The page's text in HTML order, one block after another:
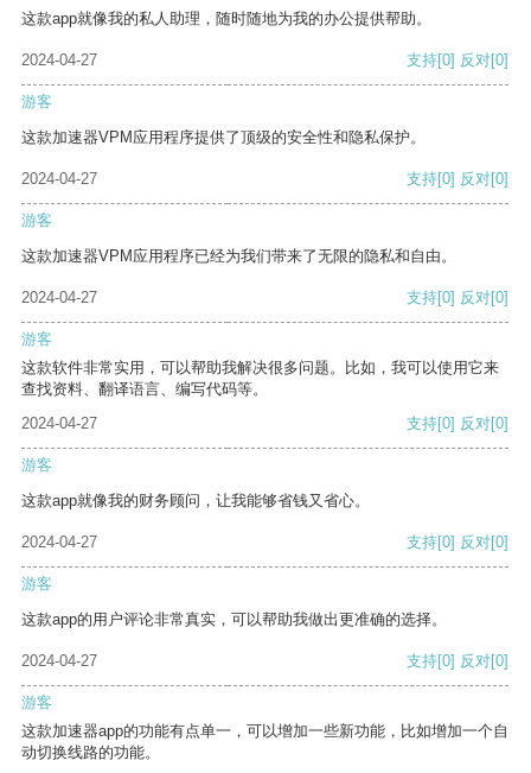
这款app就像我的私人助理，随时随地为我的办公提供帮助。
2024-04-27 支持[0] 反对[0]
游客
这款加速器VPM应用程序提供了顶级的安全性和隐私保护。
2024-04-27 支持[0] 反对[0]
游客
这款加速器VPM应用程序已经为我们带来了无限的隐私和自由。
2024-04-27 支持[0] 反对[0]
游客
这款软件非常实用，可以帮助我解决很多问题。比如，我可以使用它来
查找资料、翻译语言、编写代码等。
2024-04-27
支持[0] 反对[0]
游客
这款app就像我的财务顾问，让我能够省钱又省心。
2024-04-27 支持[0] 反对[0]
游客
这款app的用户评论非常真实，可以帮助我做出更准确的选择。
2024-04-27 支持[0] 反对[0]
游客
这款加速器app的功能有点单一，可以增加一些新功能，比如增加一个自
动切换线路的功能。